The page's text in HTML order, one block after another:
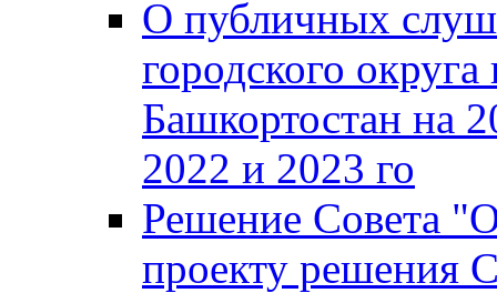
О публичных
городского
Башкортостан на
2022 и 2023 го
Решение Совета
проекту решения